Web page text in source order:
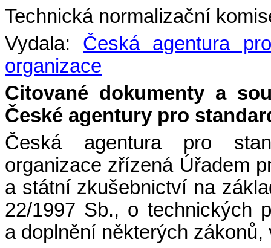
Technická normalizační
Vydala: Česká agentura
organizace
Citované dokumenty a
České agentury pro
Česká agentura pro
organizace zřízená Úřadem
a státní zkušebnictví na
22/1997 Sb., o technických
a doplnění některých